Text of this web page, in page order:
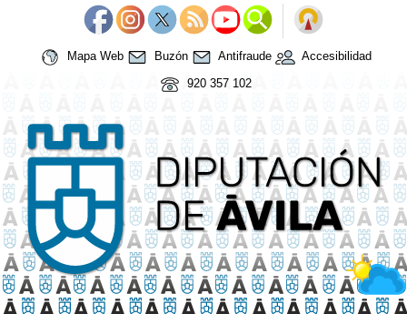
Mapa Web Buzón Antifraude
Accesibilidad
920 357 102